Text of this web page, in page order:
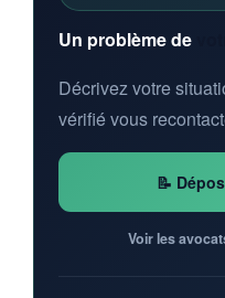
Un problème de
Décrivez votre
vérifié vous
📝
Voir les